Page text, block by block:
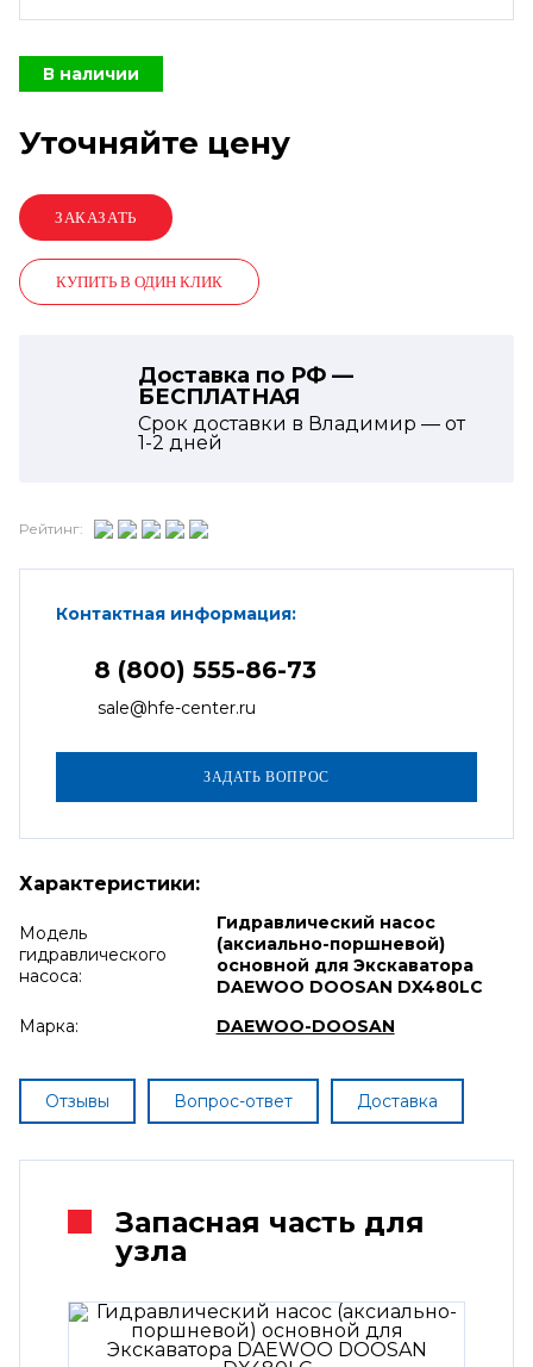
В наличии
Уточняйте цену
КУПИТЬ В ОДИН КЛИК
Доставка по РФ —
БЕСПЛАТНАЯ
Срок доставки в Владимир — от
1-2 дней
Рейтинг:
Контактная информация:
8 (800) 555-86-73
sale@hfe-center.ru
Характеристики:
Модель
гидравлического
насоса:
Гидравлический насос
(аксиально-поршневой)
основной для Экскаватора
DAEWOO DOOSAN DX480LC
Марка:
DAEWOO-DOOSAN
Отзывы Вопрос-ответ Доставка
Запасная часть для
узла